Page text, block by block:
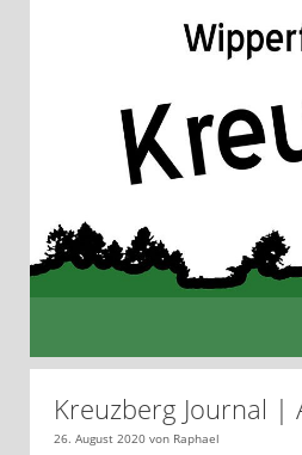
Kreuzberg Journal
26. August 2020 von Raphael